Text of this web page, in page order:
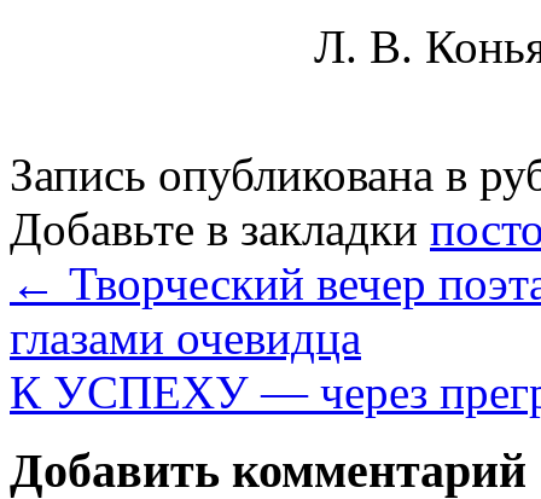
Л. В.
Запись опубликована в
Добавьте в закладки
← Творческий вечер
глазами очевидца
К УСПЕХУ — через
Добавить комментарий